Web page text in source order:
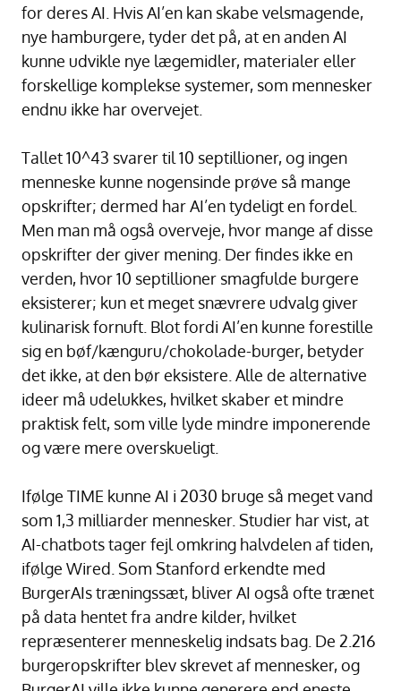
for deres AI. Hvis AI’en kan skabe velsmagende,
nye hamburgere, tyder det på, at en anden AI
kunne udvikle nye lægemidler, materialer eller
forskellige komplekse systemer, som mennesker
endnu ikke har overvejet.
Tallet 10^43 svarer til 10 septillioner, og ingen
menneske kunne nogensinde prøve så mange
opskrifter; dermed har AI’en tydeligt en fordel.
Men man må også overveje, hvor mange af disse
opskrifter der giver mening. Der findes ikke en
verden, hvor 10 septillioner smagfulde burgere
eksisterer; kun et meget snævrere udvalg giver
kulinarisk fornuft. Blot fordi AI’en kunne forestille
sig en bøf/kænguru/chokolade-burger, betyder
det ikke, at den bør eksistere. Alle de alternative
ideer må udelukkes, hvilket skaber et mindre
praktisk felt, som ville lyde mindre imponerende
og være mere overskueligt.
Ifølge TIME kunne AI i 2030 bruge så meget vand
som 1,3 milliarder mennesker. Studier har vist, at
AI-chatbots tager fejl omkring halvdelen af tiden,
ifølge Wired. Som Stanford erkendte med
BurgerAIs træningssæt, bliver AI også ofte trænet
på data hentet fra andre kilder, hvilket
repræsenterer menneskelig indsats bag. De 2.216
burgeropskrifter blev skrevet af mennesker, og